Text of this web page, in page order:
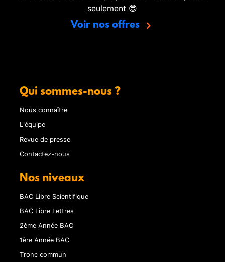
seulement 😎
Voir nos offres
Qui sommes-nous ?
Nous connaître
L'équipe
Revue de presse
Contactez-nous
Nos niveaux
BAC Libre Scientifique
BAC Libre Lettres
2ème Année BAC
1ère Année BAC
Tronc commun